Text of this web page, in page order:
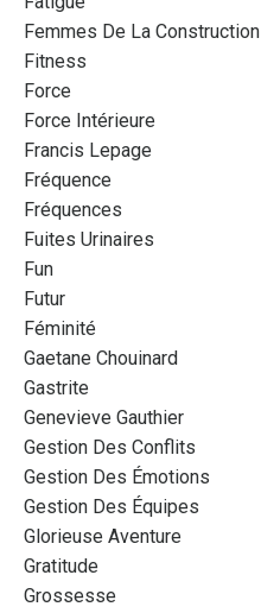
Femmes De La Construction
Fitness
Force
Force Intérieure
Francis Lepage
Fréquence
Fréquences
Fuites Urinaires
Fun
Futur
Féminité
Gaetane Chouinard
Gastrite
Genevieve Gauthier
Gestion Des Conflits
Gestion Des Émotions
Gestion Des Équipes
Glorieuse Aventure
Gratitude
Grossesse